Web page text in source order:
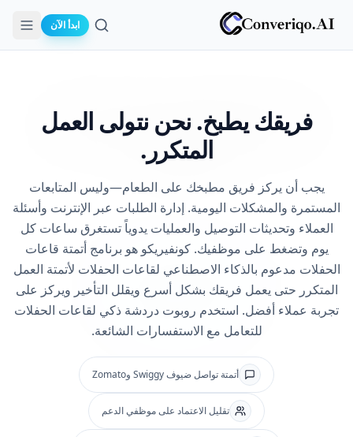
ابدأ الآن
فريقك يطبخ.نحن نتولى العمل
المتكرر.
يجب أن يركز فريق مطبخك على الطعام—وليس المتابعات
المستمرة والمشكلات اليومية. إدارة الطلبات عبر الإنترنت وأسئلة
العملاء وتحديثات التوصيل والعمليات يدوياً تستغرق ساعات كل
يوم وتضغط على موظفيك. كونفيريكو هو برنامج أتمتة قاعات
الحفلات مدعوم بالذكاء الاصطناعي لقاعات الحفلات لأتمتة العمل
المتكرر حتى يعمل فريقك بشكل أسرع ويقلل التأخير ويركز على
تجربة عملاء أفضل. استخدم روبوت دردشة ذكي لقاعات الحفلات
للتعامل مع الاستفسارات الشائعة.
أتمتة تواصل ضيوف Swiggy وZomato
تقليل الاعتماد على موظفي الدعم